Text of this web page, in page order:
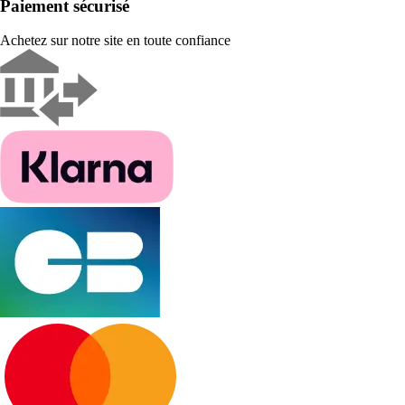
Paiement sécurisé
Achetez sur notre site en toute confiance